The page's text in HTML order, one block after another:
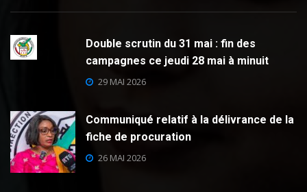
Double scrutin du 31 mai : fin des
campagnes ce jeudi 28 mai à minuit
29 MAI 2026
Communiqué relatif à la délivrance de la
fiche de procuration
26 MAI 2026